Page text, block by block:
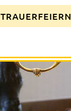
TRAUERFEIERN